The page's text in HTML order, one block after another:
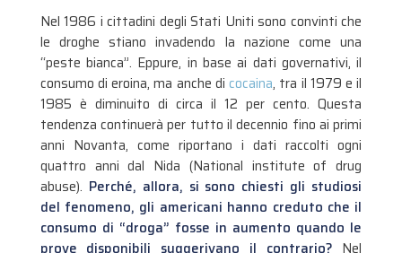
Nel 1986 i cittadini degli Stati Uniti sono convinti che
le droghe stiano invadendo la nazione come una
“peste bianca”. Eppure, in base ai dati governativi, il
consumo di eroina, ma anche dicocaina, tra il 1979 e il
1985 è diminuito di circa il 12 per cento. Questa
tendenza continuerà per tutto il decennio fino ai primi
anni Novanta, come riportano i dati raccolti ogni
quattro anni dal Nida (National institute of drug
abuse). Perché, allora, si sono chiesti gli studiosi
del fenomeno, gli americani hanno creduto che il
consumo di “droga” fosse in aumento quando le
prove disponibili suggerivano il contrario? Nel